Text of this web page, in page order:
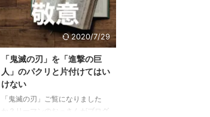
3 僕が10年持って手放した３つの
理由3.1 全ては自分には返ってこ
ないリターン3.2 節税効果という
ちょっとした嘘3.3 リスクは高く
ないが、減らすことができにくい
4 やってよかったと思う２つのこ
と4.1 税制や資産運用の勉強にな
る。自分で持つのは全然違う。 ...
2020/7/29
「鬼滅の刃」を「進撃の巨
人」のパクリと片付けてはい
けない
「鬼滅の刃」ご覧になりました
か？リーマンのおっさんがブログ